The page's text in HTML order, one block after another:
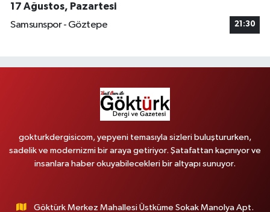
17 Ağustos, Pazartesi
Samsunspor - Göztepe
21:30
gokturkdergisicom, yepyeni temasıyla sizleri buluştururken,
sadelik ve modernizmi bir araya getiriyor. Şatafattan kaçınıyor ve
insanlara haber okuyabilecekleri bir altyapı sunuyor.
Göktürk Merkez Mahallesi Üstküme Sokak Manolya Apt.